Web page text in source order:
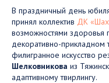
В праздничный день
принял коллектив ДК
возможностями здоровья
декоративно-прикладном
филигранное искусство
Шелковникова из
адаптивному твирлингу.